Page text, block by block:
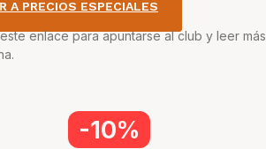
A PRECIOS ESPECIALES
enlace para apuntarse al club y leer
-10%